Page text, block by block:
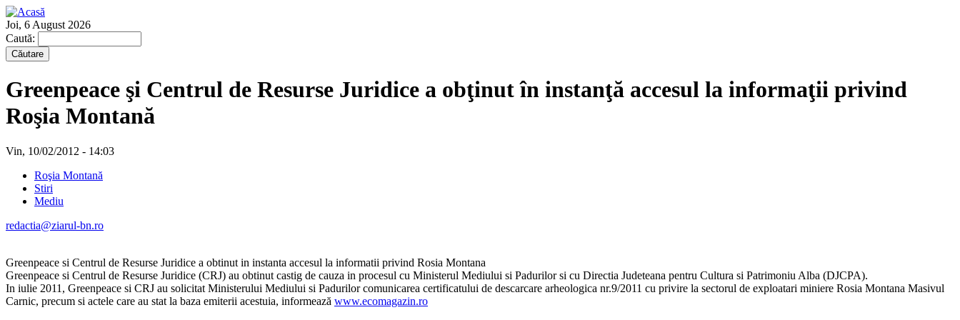
Joi, 6 August 2026
Caută:
Greenpeace şi Centrul de Resurse Juridice a obţinut în instanţă accesul la informaţii privind
Roşia Montană
Vin, 10/02/2012 - 14:03
Roşia Montană
Stiri
Mediu
redactia@ziarul-bn.ro
Greenpeace si Centrul de Resurse Juridice a obtinut in instanta accesul la informatii privind Rosia Montana
Greenpeace si Centrul de Resurse Juridice (CRJ) au obtinut castig de cauza in procesul cu Ministerul Mediului si Padurilor si cu Directia Judeteana pentru Cultura si Patrimoniu Alba (DJCPA).
In iulie 2011, Greenpeace si CRJ au solicitat Ministerului Mediului si Padurilor comunicarea certificatului de descarcare arheologica nr.9/2011 cu privire la sectorul de exploatari miniere Rosia Montana Masivul
Carnic, precum si actele care au stat la baza emiterii acestuia, informează www.ecomagazin.ro